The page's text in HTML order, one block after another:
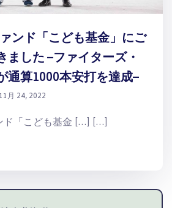
ンド「こども基金」にご
した –ファイターズ・
通算1000本安打を達成–
11月 24, 2022
ド「こども基金 […] […]